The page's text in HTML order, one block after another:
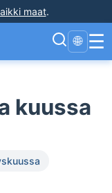
maat.
🌐 ☰
kuussa